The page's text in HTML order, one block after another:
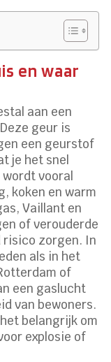
en waar
aan een
geur is
een geurstof
je het snel
vooral
koken en warm
Vaillant en
of verouderde
risico zorgen. In
als in het
of
een gaslucht
van bewoners.
belangrijk om
explosie of